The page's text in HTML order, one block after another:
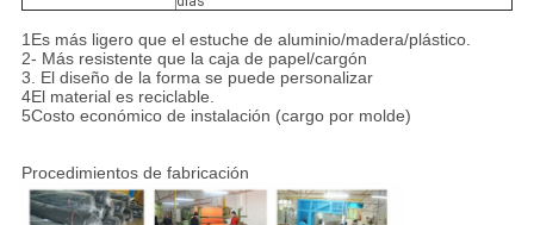
1Es más ligero que el estuche de aluminio/madera/plástico.
2- Más resistente que la caja de papel/cargón
3. El diseño de la forma se puede personalizar
4El material es reciclable.
5Costo económico de instalación (cargo por molde)
Procedimientos de fabricación